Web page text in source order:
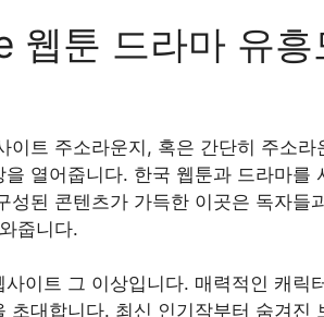
웹툰 드라마 유흥
이트 주소라운지, 혹은 간단히 주소
열어줍니다. 한국 웹툰과 드라마를
성된 콘텐츠가 가득한 이곳은 독자들
줍니다.
이트 그 이상입니다. 매력적인 캐릭
초대합니다. 최신 인기작부터 숨겨진